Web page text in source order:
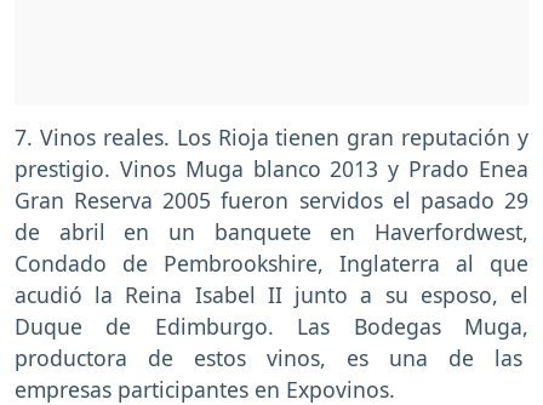
7. Vinos reales. Los Rioja tienen gran reputación y
prestigio. Vinos Muga blanco 2013 y Prado Enea
Gran Reserva 2005 fueron servidos el pasado 29
de abril en un banquete en Haverfordwest,
Condado de Pembrookshire, Inglaterra al que
acudió la Reina Isabel II junto a su esposo, el
Duque de Edimburgo. Las Bodegas Muga,
productora de estos vinos, es una de las
empresas participantes en Expovinos.